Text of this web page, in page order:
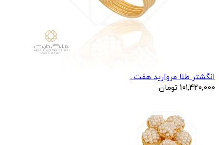
انگشتر طلا مروارید هفت...
101,420,000 تومان